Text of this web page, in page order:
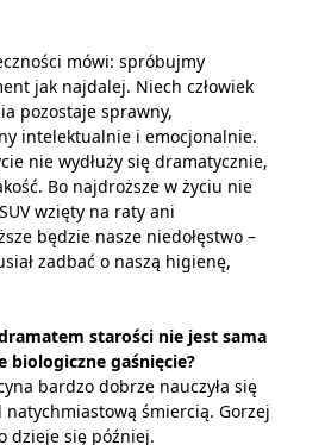
mówi: spróbujmy
jak najdalej. Niech człowiek
pozostaje sprawny,
intelektualnie i emocjonalnie.
nie wydłuży się dramatycznie,
Bo najdroższe w życiu nie
wzięty na raty ani
będzie nasze niedołęstwo –
zadbać o naszą higienę,
starości nie jest sama
biologiczne gaśnięcie?
bardzo dobrze nauczyła się
śmiercią. Gorzej
dzieje się później.